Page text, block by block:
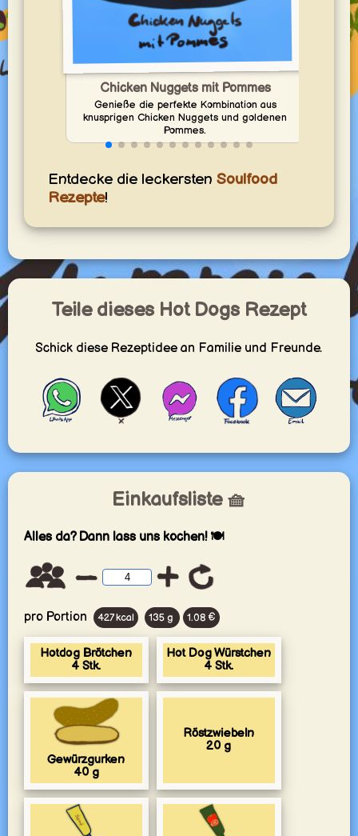
Chicken Nuggets mit Pommes
Genieße die perfekte Kombination aus
knusprigen Chicken Nuggets und goldenen
Pommes.
Entdecke die leckersten Soulfood
Rezepte!
Teile dieses Hot Dogs Rezept
Schick diese Rezeptidee an Familie und Freunde.
Einkaufsliste 🧺
Alles da? Dann lass uns kochen! 🍽️
pro Portion 427 kcal 135 g 1.08 €
Hotdog Brötchen
4 Stk.
Hot Dog Würstchen
4 Stk.
Gewürzgurken
40 g
Röstzwiebeln
20 g